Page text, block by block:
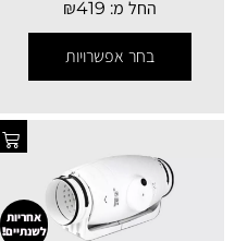
SALE
החל מ: ₪419
בחר אפשרויות
אחריות
לשנתיים!